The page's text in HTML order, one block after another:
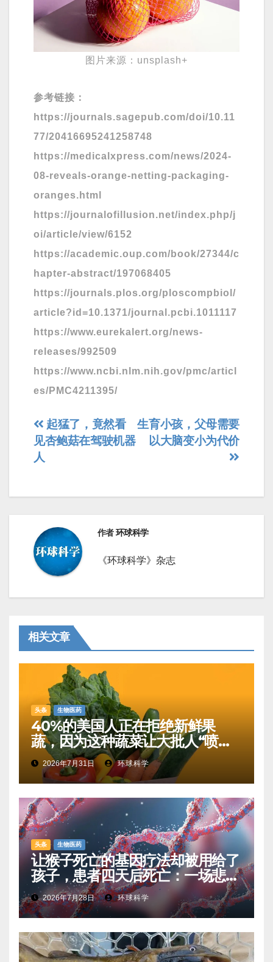
图片来源：unsplash+
参考链接：
https://journals.sagepub.com/doi/10.11
77/20416695241258748
https://medicalxpress.com/news/2024-
08-reveals-orange-netting-packaging-
oranges.html
https://journalofillusion.net/index.php/j
oi/article/view/6152
https://academic.oup.com/book/27344/c
hapter-abstract/197068405
https://journals.plos.org/ploscompbiol/
article?id=10.1371/journal.pcbi.1011117
https://www.eurekalert.org/news-
releases/992509
https://www.ncbi.nlm.nih.gov/pmc/articl
es/PMC4211395/
文
章
航
生育小孩，父母需要
以大脑变小为代价
起猛了，竟然看
见杏鲍菇在驾驶机器
人
作者环球科学
《环球科学》杂志
相关文章
头条 生物医药
40%的美国人正在拒绝新鲜果
蔬，因为这种蔬菜让大批人“喷射
性腹泻”
2026年7月31日 环球科学
头条 生物医药
让猴子死亡的基因疗法却被用给了
孩子，患者四天后死亡：一场悲剧
如何让基因治疗领域停滞十年
2026年7月28日 环球科学